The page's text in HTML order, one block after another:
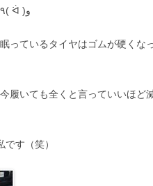
のモチベーションを高めるのが私の仕事です٩( ᐛ )و
っているタイヤはゴムが硬くな
履いても全くと言っていいほど
す（笑）